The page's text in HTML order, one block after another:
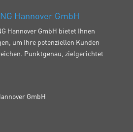
Hannover GmbH
Hannover GmbH bietet Ihnen
um Ihre potenziellen Kunden
Punktgenau, zielgerichtet
GmbH